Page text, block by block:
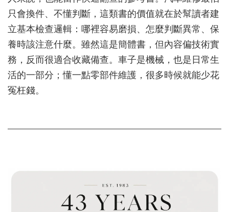
只會換件、不懂判斷，這類書的價值就在於幫讀者建
立基本檢查邏輯：哪裡容易磨損、怎麼判斷異常、保
養時該注意什麼。雖然這是簡體書，但內容偏技術實
務，反而很適合收藏備查。車子是機械，也是日常生
活的一部分；懂一點零部件維護，很多時候就能少花
冤枉錢。